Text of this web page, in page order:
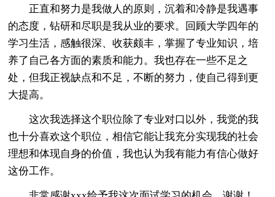
正直和努力是我做人的原则，沉着和冷静是我遇事
的态度，钻研和尽职是我从业的要求。回顾大学四年的
学习生活，感触很深、收获颇丰，掌握了专业知识，培
养了自己各方面的素质和能力。我也存在一些不足之
处，但我正视缺点和不足，不断的努力，使自己得到更
大提高。
这次我选择这个职位除了专业对口以外，我觉的我
也十分喜欢这个职位，相信它能让我充分实现我的社会
理想和体现自身的价值，我也认为我有能力有信心做好
这份工作。